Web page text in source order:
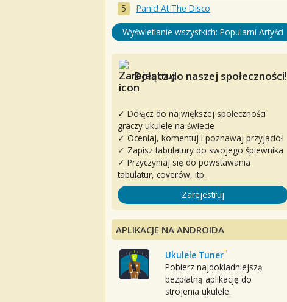
Panic! At The Disco
Wyświetlanie wszystkich: Popularni Artyści
Dołącz do naszej społeczności!
✓ Dołącz do największej społeczności
graczy ukulele na świecie
✓ Oceniaj, komentuj i poznawaj przyjaciół
✓ Zapisz tabulatury do swojego śpiewnika
✓ Przyczyniaj się do powstawania
tabulatur, coverów, itp.
Zarejestruj
APLIKACJE NA ANDROIDA
Ukulele Tuner
Pobierz najdokładniejszą
bezpłatną aplikację do
strojenia ukulele.